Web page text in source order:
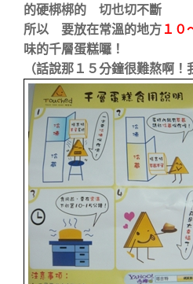
的硬梆梆的 切也切不斷
所以 要放在常溫的地方 １０
味的千層蛋糕囉！
（話說那１５分鐘很難熬啊！